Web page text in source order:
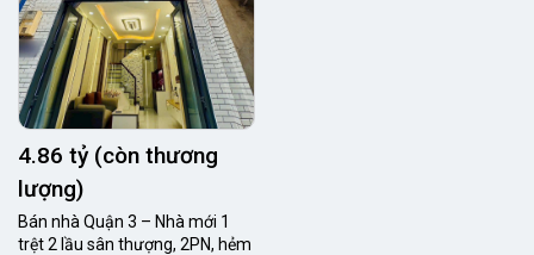
4.86 tỷ (còn thương
lượng)
Bán nhà Quận 3 – Nhà mới 1
trệt 2 lầu sân thượng, 2PN, hẻm